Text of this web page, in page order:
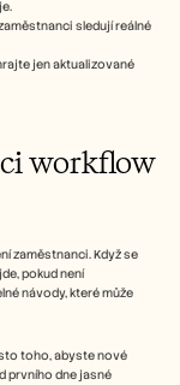
sledují reálné
jen aktualizované
workflow
zaměstnanci. Když se
pokud není
návody, které může
toho, abyste nové
prvního dne jasné